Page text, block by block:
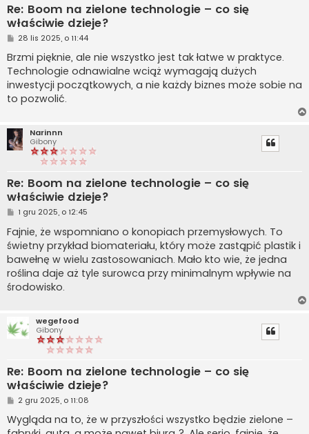
Re: Boom na zielone technologie – co się
właściwie dzieje?
P
s
t
28 lis 2025, o 11:44
Brzmi pięknie, ale nie wszystko jest tak łatwe w praktyce.
Technologie odnawialne wciąż wymagają dużych
inwestycji początkowych, a nie każdy biznes może sobie na
to pozwolić.
Narinnn
Gibony
Re: Boom na zielone technologie – co się
właściwie dzieje?
P
s
t
1 gru 2025, o 12:45
Fajnie, że wspomniano o konopiach przemysłowych. To
świetny przykład biomateriału, który może zastąpić plastik i
bawełnę w wielu zastosowaniach. Mało kto wie, że jedna
roślina daje aż tyle surowca przy minimalnym wpływie na
środowisko.
wegefood
Gibony
Re: Boom na zielone technologie – co się
właściwie dzieje?
P
s
2 gru 2025, o 11:08
Wygląda na to, że w przyszłości wszystko będzie zielone –